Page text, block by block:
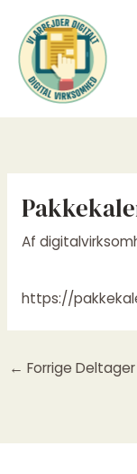
indholdet
Af
https://
← Forrige Deltager